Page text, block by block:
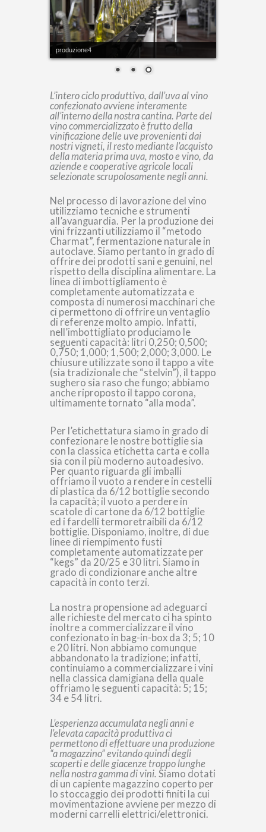
produzione1
L’intero ciclo produttivo, dall’uva al vino
confezionato avviene interamente
all’interno della nostra cantina. Parte del
vino commercializzato è frutto della
vinificazione delle uve provenienti dai
nostri vigneti, il resto mediante l’acquisto
della materia prima uva, mosto e vino, da
aziende e cooperative agricole locali
selezionate scrupolosamente negli anni.
Nel processo di lavorazione del vino
utilizziamo tecniche e strumenti
all’avanguardia. Per la produzione dei
vini frizzanti utilizziamo il “metodo
Charmat”, fermentazione naturale in
autoclave. Siamo pertanto in grado di
offrire dei prodotti sani e genuini, nel
rispetto della disciplina alimentare. La
linea di imbottigliamento è
completamente automatizzata e
composta di numerosi macchinari che
ci permettono di offrire un ventaglio
di referenze molto ampio. Infatti,
nell’imbottigliato produciamo le
seguenti capacità: litri 0,250; 0,500;
0,750; 1,000; 1,500; 2,000; 3,000. Le
chiusure utilizzate sono il tappo a vite
(sia tradizionale che “stelvin”), il tappo
sughero sia raso che fungo; abbiamo
anche riproposto il tappo corona,
ultimamente tornato “alla moda”.
Per l’etichettatura siamo in grado di
confezionare le nostre bottiglie sia
con la classica etichetta carta e colla
sia con il più moderno autoadesivo.
Per quanto riguarda gli imballi
offriamo il vuoto a rendere in cestelli
di plastica da 6/12 bottiglie secondo
la capacità; il vuoto a perdere in
scatole di cartone da 6/12 bottiglie
ed i fardelli termoretraibili da 6/12
bottiglie. Disponiamo, inoltre, di due
linee di riempimento fusti
completamente automatizzate per
“kegs” da 20/25 e 30 litri. Siamo in
grado di condizionare anche altre
capacità in conto terzi.
La nostra propensione ad adeguarci
alle richieste del mercato ci ha spinto
inoltre a commercializzare il vino
confezionato in bag-in-box da 3; 5; 10
e 20 litri. Non abbiamo comunque
abbandonato la tradizione; infatti,
continuiamo a commercializzare i vini
nella classica damigiana della quale
offriamo le seguenti capacità: 5; 15;
34 e 54 litri.
L’esperienza accumulata negli anni e
l’elevata capacità produttiva ci
permettono di effettuare una produzione
“a magazzino” evitando quindi degli
scoperti e delle giacenze troppo lunghe
nella nostra gamma di vini. Siamo dotati
di un capiente magazzino coperto per
lo stoccaggio dei prodotti finiti la cui
movimentazione avviene per mezzo di
moderni carrelli elettrici/elettronici.